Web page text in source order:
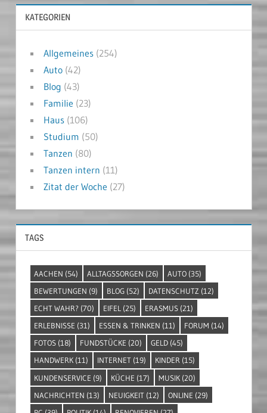
KATEGORIEN
Allgemeines(254)
Auto(42)
Blog (43)
Familie (23)
Haus(106)
Studium (50)
Tanzen (80)
Tanzen intern (11)
Zitat der Woche (27)
TAGS
AACHEN (54) ALLTAGSSORGEN (26) AUTO (35)
BEWERTUNGEN (9) BLOG (52) DATENSCHUTZ (12)
ECHT WAHR? (70) EIFEL (25) ERASMUS (21)
ERLEBNISSE (31) ESSEN & TRINKEN (11) FORUM (14)
FOTOS (18) FUNDSTÜCKE (20) GELD (45)
HANDWERK (11) INTERNET (19) KINDER (15)
KUNDENSERVICE (9) KÜCHE (17) MUSIK (20)
NACHRICHTEN (13) NEUIGKEIT (12) ONLINE (29)